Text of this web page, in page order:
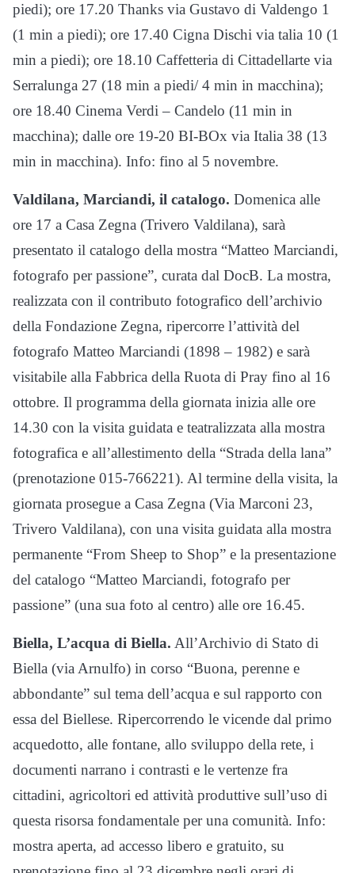
piedi); ore 17.20 Thanks via Gustavo di Valdengo 1
(1 min a piedi); ore 17.40 Cigna Dischi via talia 10 (1
min a piedi); ore 18.10 Caffetteria di Cittadellarte via
Serralunga 27 (18 min a piedi/ 4 min in macchina);
ore 18.40 Cinema Verdi – Candelo (11 min in
macchina); dalle ore 19-20 BI-BOx via Italia 38 (13
min in macchina). Info: fino al 5 novembre.
Valdilana, Marciandi, il catalogo. Domenica alle
ore 17 a Casa Zegna (Trivero Valdilana), sarà
presentato il catalogo della mostra “Matteo Marciandi,
fotografo per passione”, curata dal DocB. La mostra,
realizzata con il contributo fotografico dell’archivio
della Fondazione Zegna, ripercorre l’attività del
fotografo Matteo Marciandi (1898 – 1982) e sarà
visitabile alla Fabbrica della Ruota di Pray fino al 16
ottobre. Il programma della giornata inizia alle ore
14.30 con la visita guidata e teatralizzata alla mostra
fotografica e all’allestimento della “Strada della lana”
(prenotazione 015-766221). Al termine della visita, la
giornata prosegue a Casa Zegna (Via Marconi 23,
Trivero Valdilana), con una visita guidata alla mostra
permanente “From Sheep to Shop” e la presentazione
del catalogo “Matteo Marciandi, fotografo per
passione” (una sua foto al centro) alle ore 16.45.
Biella, L’acqua di Biella. All’Archivio di Stato di
Biella (via Arnulfo) in corso “Buona, perenne e
abbondante” sul tema dell’acqua e sul rapporto con
essa del Biellese. Ripercorrendo le vicende dal primo
acquedotto, alle fontane, allo sviluppo della rete, i
documenti narrano i contrasti e le vertenze fra
cittadini, agricoltori ed attività produttive sull’uso di
questa risorsa fondamentale per una comunità. Info:
mostra aperta, ad accesso libero e gratuito, su